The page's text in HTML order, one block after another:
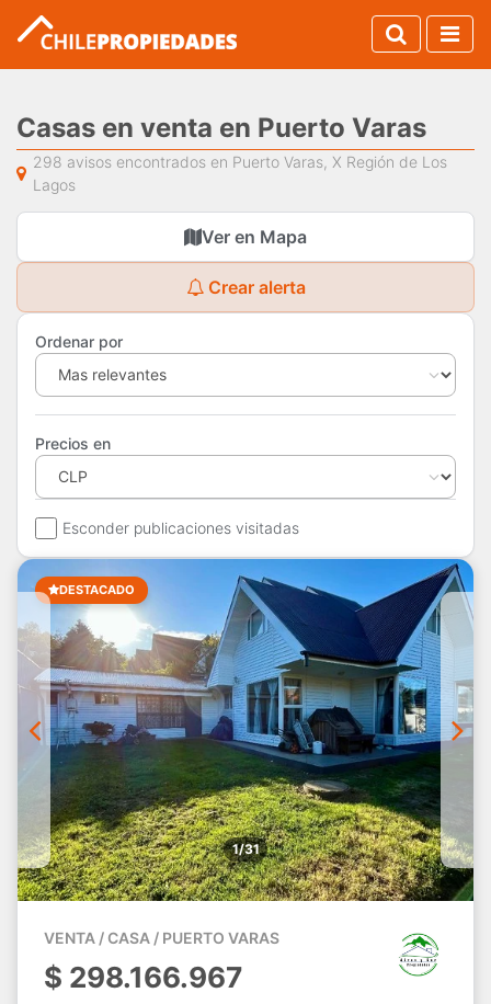
Casas en venta en Puerto Varas
298 avisos encontrados en Puerto Varas, X Región de Los
Lagos
Ver en Mapa
Crear alerta
Ordenar por
Precios en
Esconder publicaciones visitadas
DESTACADO
1/31
VENTA / CASA / PUERTO VARAS
$ 298.166.967